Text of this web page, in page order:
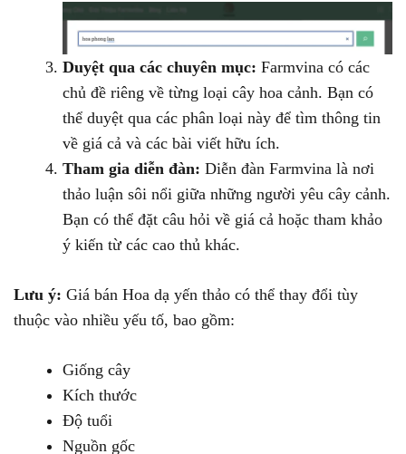
Duyệt qua các chuyên mục: Farmvina có các
chủ đề riêng về từng loại cây hoa cảnh. Bạn có
thể duyệt qua các phân loại này để tìm thông tin
về giá cả và các bài viết hữu ích.
Tham gia diễn đàn: Diễn đàn Farmvina là nơi
thảo luận sôi nổi giữa những người yêu cây cảnh.
Bạn có thể đặt câu hỏi về giá cả hoặc tham khảo
ý kiến từ các cao thủ khác.
Lưu ý: Giá bán Hoa dạ yến thảo có thể thay đổi tùy
thuộc vào nhiều yếu tố, bao gồm:
Giống cây
Kích thước
Độ tuổi
Nguồn gốc